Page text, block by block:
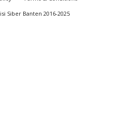
Siber Banten 2016-2025